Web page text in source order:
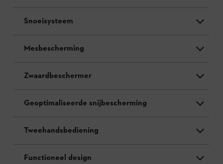
Snoeisysteem
Mesbescherming
Zwaardbeschermer
Geoptimaliseerde snijbescherming
Tweehandsbediening
Functioneel design